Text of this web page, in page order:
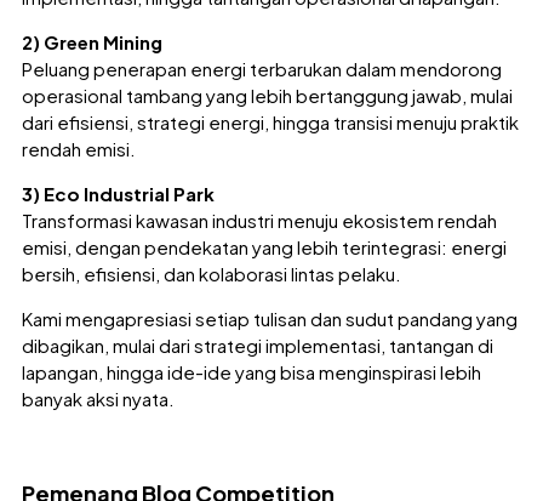
2) Green Mining
Peluang penerapan energi terbarukan dalam mendorong
operasional tambang yang lebih bertanggung jawab, mulai
dari efisiensi, strategi energi, hingga transisi menuju praktik
rendah emisi.
3) Eco Industrial Park
Transformasi kawasan industri menuju ekosistem rendah
emisi, dengan pendekatan yang lebih terintegrasi: energi
bersih, efisiensi, dan kolaborasi lintas pelaku.
Kami mengapresiasi setiap tulisan dan sudut pandang yang
dibagikan, mulai dari strategi implementasi, tantangan di
lapangan, hingga ide-ide yang bisa menginspirasi lebih
banyak aksi nyata.
Pemenang Blog Competition